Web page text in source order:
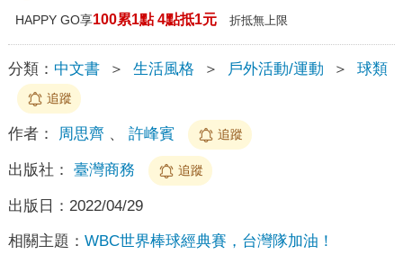
HAPPY GO享100累1點 4點抵1元 折抵無上限
分類： 中文書 ＞ 生活風格 ＞ 戶外活動/運動 ＞ 球類
追蹤
作者： 周思齊 、 許峰賓 追蹤
出版社： 臺灣商務 追蹤
出版日： 2022/04/29
相關主題： WBC世界棒球經典賽，台灣隊加油！